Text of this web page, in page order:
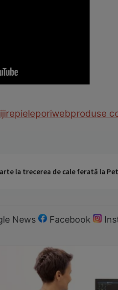
pieleporiwebproduse
la trecerea de cale ferată la
News Facebook